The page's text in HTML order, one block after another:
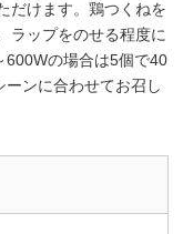
だけます。鶏つくねを
ラップをのせる程度に
600Wの場合は5個で40
ンに合わせてお召し